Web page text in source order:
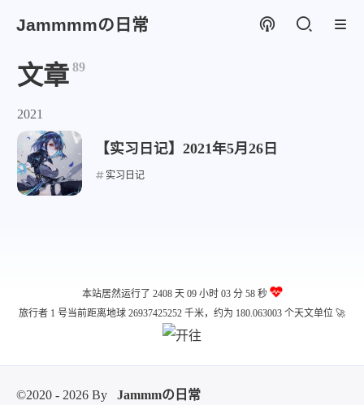
Jammmmの日常
文章 89
2021
【实习日记】2021年5月26日
实习日记
本站居然运行了 2408 天09 小时 03 分 58 秒
旅行者 1 号当前距离地球 26937425252 千米，约为 180.063003 个天文单位 🚀
©2020 - 2026 By Jammmの日常